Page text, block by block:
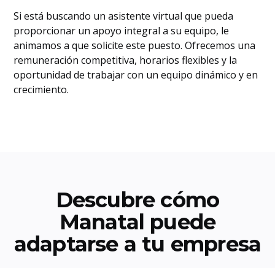
Si está buscando un asistente virtual que pueda
proporcionar un apoyo integral a su equipo, le
animamos a que solicite este puesto. Ofrecemos una
remuneración competitiva, horarios flexibles y la
oportunidad de trabajar con un equipo dinámico y en
crecimiento.
Descubre cómo
Manatal puede
adaptarse a tu empresa